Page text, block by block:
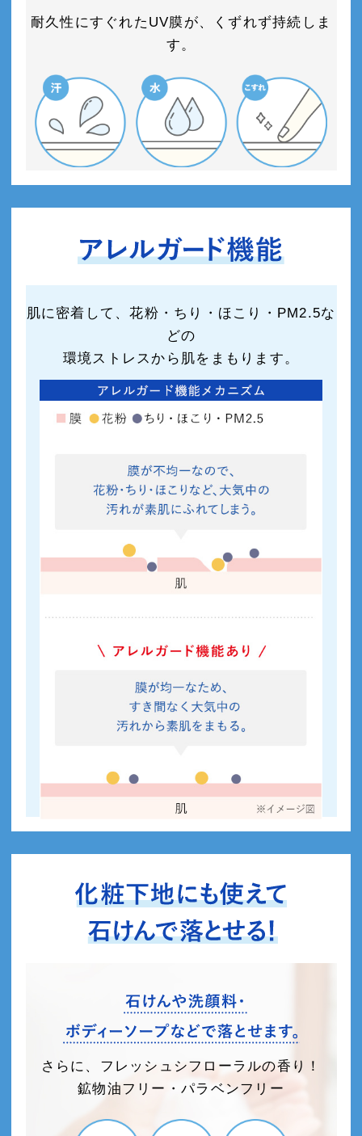
耐久性にすぐれたUV膜が、くずれず持続しま
す。
肌に密着して、花粉・ちり・ほこり・PM2.5な
どの
環境ストレスから肌をまもります。
さらに、フレッシュシフローラルの香り！
鉱物油フリー・パラベンフリー